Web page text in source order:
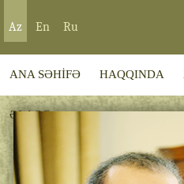
Az En Ru
ANA SƏHİFƏ HAQQINDA
ƏLAQƏ